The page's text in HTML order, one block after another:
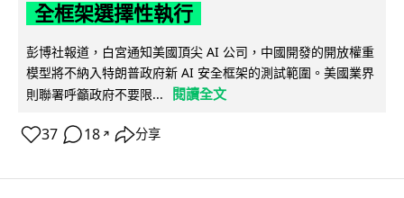
全框架選擇性執行
彭博社報道，白宮通知美國頂尖 AI 公司，中國開發的開放權重
模型將不納入特朗普政府新 AI 安全框架的測試範圍。美國業界
則聯署呼籲政府不要限...
閱讀全文
37 18 ↗ 分享